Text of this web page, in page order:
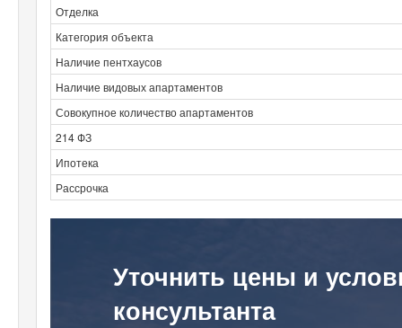
Отделка
Категория объекта
Наличие пентхаусов
Наличие видовых апартаментов
Совокупное количество апартаментов
214 ФЗ
Ипотека
Рассрочка
Уточнить цены и
консультанта